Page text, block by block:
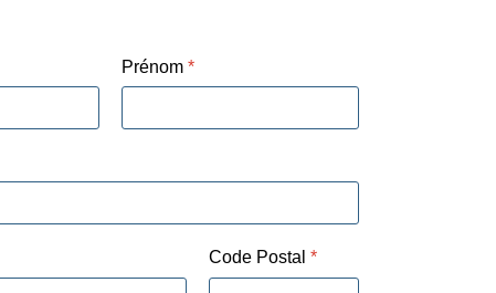
Prénom*
Code Postal *